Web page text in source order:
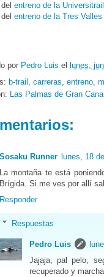
entreno de la Universitrail
entreno de la Tres Valles
por Pedro Luis el
lunes,
b-trail , carreras, entreno,
Las Palmas de Gran
Sosaku Runner lunes, 18
La montaña te está
Brígida. Si me ves por allí
Responder
Respuestas
Pedro Luis
Jajaja, pal pelo,
recuperado y